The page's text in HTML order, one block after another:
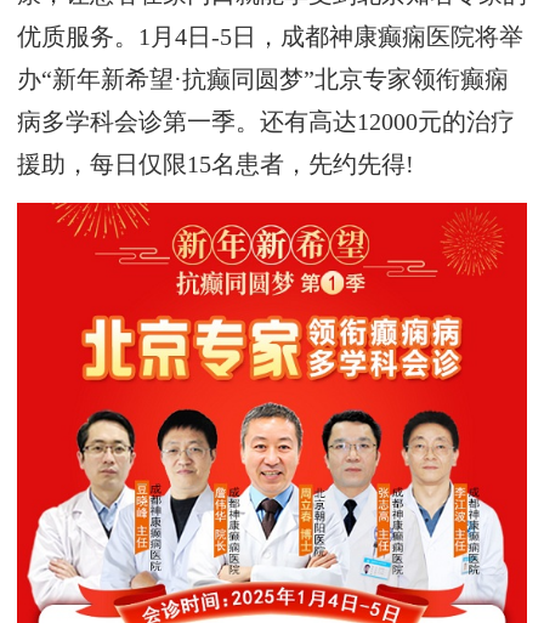
优质服务。1月4日-5日，成都神康癫痫医院将举
办“新年新希望·抗癫同圆梦”北京专家领衔癫痫
病多学科会诊第一季。还有高达12000元的治疗
援助，每日仅限15名患者，先约先得!